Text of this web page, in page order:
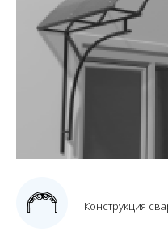
Конструкция